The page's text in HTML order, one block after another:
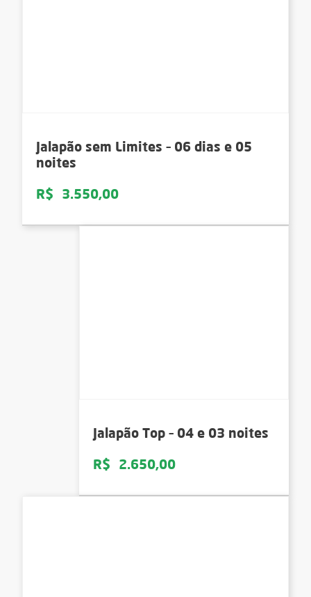
Jalapão sem Limites – 06 dias e 05
noites
R$ 3.550,00
Jalapão Top – 04 e 03 noites
R$ 2.650,00